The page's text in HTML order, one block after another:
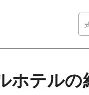
ホテルの